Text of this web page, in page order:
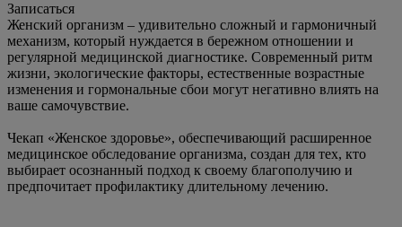
Записаться
Женский организм – удивительно сложный и гармоничный
механизм, который нуждается в бережном отношении и
регулярной медицинской диагностике. Современный ритм
жизни, экологические факторы, естественные возрастные
изменения и гормональные сбои могут негативно влиять на
ваше самочувствие.
Чекап «Женское здоровье», обеспечивающий расширенное
медицинское обследование организма, создан для тех, кто
выбирает осознанный подход к своему благополучию и
предпочитает профилактику длительному лечению.